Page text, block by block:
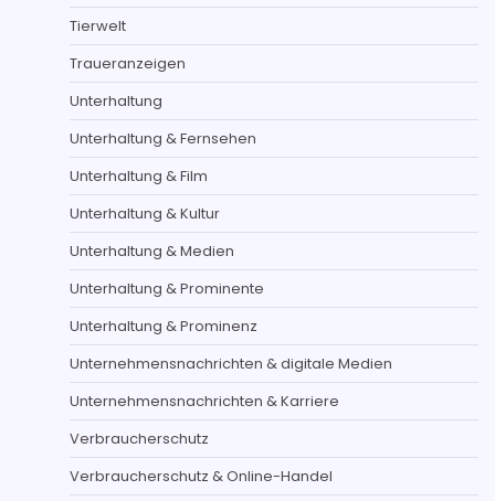
Tierwelt
Traueranzeigen
Unterhaltung
Unterhaltung & Fernsehen
Unterhaltung & Film
Unterhaltung & Kultur
Unterhaltung & Medien
Unterhaltung & Prominente
Unterhaltung & Prominenz
Unternehmensnachrichten & digitale Medien
Unternehmensnachrichten & Karriere
Verbraucherschutz
Verbraucherschutz & Online-Handel